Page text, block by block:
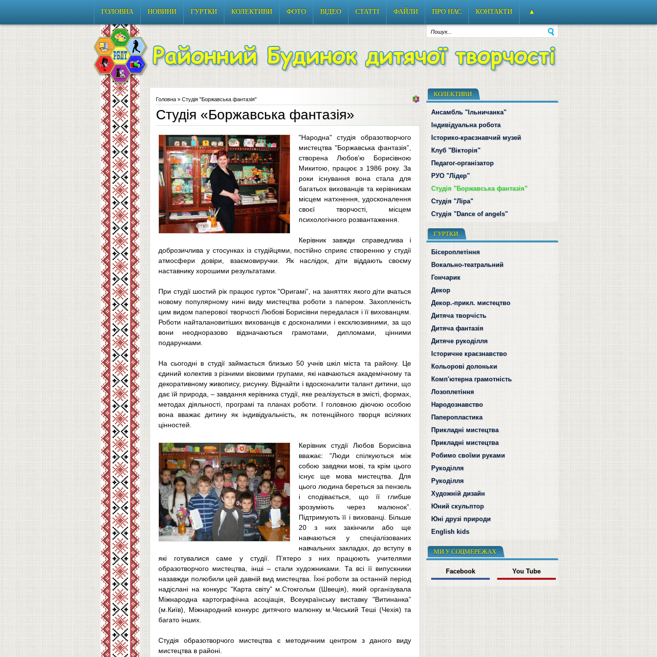
ГОЛОВНА НОВИНИ ГУРТКИ КОЛЕКТИВИ ФОТО ВІДЕО СТАТТІ ФАЙЛИ ПРО НАС КОНТАКТИ ▲
Головна » Студія "Боржавська фантазія"
Студія «Боржавська фантазія»
"Народна" студія образотворчого
мистецтва "Боржавська фантазія”,
створена Любов’ю Борисівною
Микитою, працює з 1986 року. За
роки існування вона стала для
багатьох вихованців та керівникам
місцем натхнення, удосконалення
своєї творчості, місцем
психологічного розвантаження.
Керівник завжди справедлива і
доброзичлива у стосунках із студійцями, постійно сприяє створенню у студії
атмосфери довіри, взаємовиручки. Як наслідок, діти віддають своєму
наставнику хорошими результатами.
При студії шостий рік працює гурток "Оригамі”, на заняттях якого діти вчаться
новому популярному нині виду мистецтва роботи з папером. Захопленість
цим видом паперової творчості Любові Борисівни передалася і її вихованцям.
Роботи найталановитіших вихованців є досконалими і ексклюзивними, за що
вони неодноразово відзначаються грамотами, дипломами, цінними
подарунками.
На сьогодні в студії займається близько 50 учнів шкіл міста та району. Це
єдиний колектив з різними віковими групами, які навчаються академічному та
декоративному живопису, рисунку. Віднайти і вдосконалити талант дитини, що
дає їй природа, – завдання керівника студії, яке реалізується в змісті, формах,
методах діяльності, програмі та планах роботи. І головною діючою особою
вона вважає дитину як індивідуальність, як потенційного творця всіляких
цінностей.
Керівник студії Любов Борисівна
вважає: "Люди спілкуються між
собою завдяки мові, та крім цього
існує ще мова мистецтва. Для
цього людина береться за пензель
і сподівається, що її глибше
зрозуміють через малюнок”.
Підтримують її і вихованці. Більше
20 з них закінчили або ще
навчаються у спеціалізованих
навчальних закладах, до вступу в
які готувалися саме у студії. П’ятеро з них працюють учителями
образотворчого мистецтва, інші – стали художниками. Та всі її випускники
назавжди полюбили цей давній вид мистецтва. Їхні роботи за останній період
надіслані на конкурс "Карта світу” м.Стокгольм (Швеція), який організувала
Міжнародна картографічна асоціація, Всеукраїнську виставку "Витинанка”
(м.Київ), Міжнародний конкурс дитячого малюнку м.Чеський Теші (Чехія) та
багато інших.
Студія образотворчого мистецтва є методичним центром з даного виду
мистецтва в районі.
КОЛЕКТИВИ
Ансамбль "Ільничанка"
Індивідуальна робота
Історико-краєзнавчий музей
Клуб "Вікторія"
Педагог-організатор
РУО "Лідер"
Студія "Боржавська фантазія"
Cтудія "Ліра"
Cтудія "Dance of angels"
ГУРТКИ
Бісероплетіння
Вокально-театральний
Гончарик
Декор
Декор.-прикл. мистецтво
Дитяча творчість
Дитяча фантазія
Дитяче рукоділля
Історичне краєзнавство
Кольорові долоньки
Комп'ютерна грамотність
Лозоплетіння
Народознавство
Паперопластика
Прикладні мистецтва
Прикладні мистецтва
Робимо своїми руками
Рукоділля
Рукоділля
Художній дизайн
Юний скульптор
Юні друзі природи
English kids
МИ У СОЦМЕРЕЖАХ
Facebook You Tube